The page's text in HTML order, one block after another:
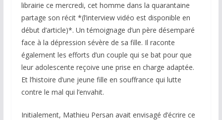
librairie ce mercredi, cet homme dans la quarantaine
partage son récit *(l’interview vidéo est disponible en
début d’article)*. Un témoignage d’un père désemparé
face à la dépression sévère de sa fille. Il raconte
également les efforts d’un couple qui se bat pour que
leur adolescente reçoive une prise en charge adaptée.
Et l’histoire d’une jeune fille en souffrance qui lutte
contre le mal qui l’envahit.
Initialement, Mathieu Persan avait envisagé d’écrire ce